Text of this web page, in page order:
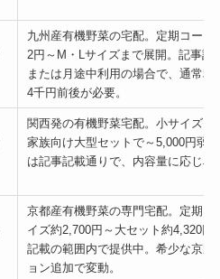
九州産有機野菜の宅配。定期コース
2円～M・Lサイズまで展開。記事記
または月途中利用の場合で、通常利
4千円前後が必要。
関西発の有機野菜宅配。小サイズセ
家族向け大型セットで～5,000円弱
は記事記載通りで、内容量に応じ段
京都産有機野菜の専門宅配。定期「
イズ約2,700円～大セット約4,320円
記載の範囲内で提供中。希少な京野
ョン追加で変動。